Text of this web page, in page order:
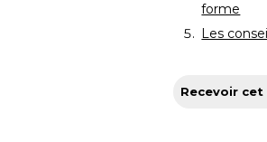
forme
Les
Recevoir